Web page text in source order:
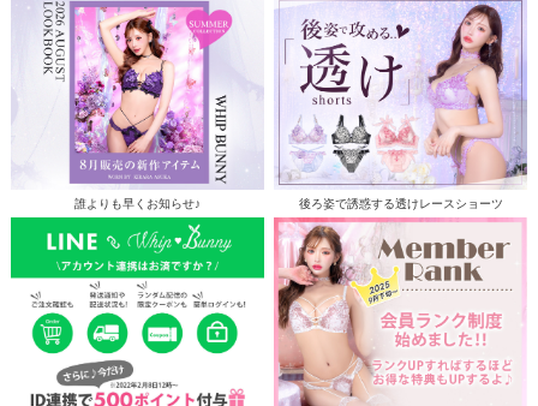
誰よりも早くお知らせ♪ 後ろ姿で誘惑する透けレースショーツ